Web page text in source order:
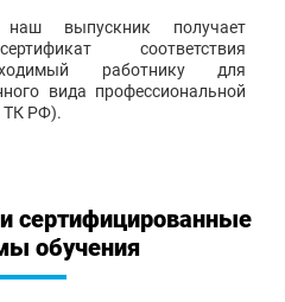
выпускник получает
соответствия
работнику для
вида профессиональной
ТК РФ).
сертифицированные
обучения